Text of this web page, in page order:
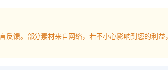
馈。部分素材来自网络，若不小心影响到您的利益，